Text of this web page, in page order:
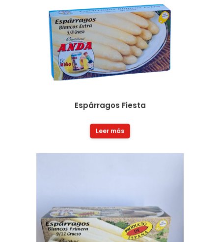
Espárragos Fiesta
Leer más